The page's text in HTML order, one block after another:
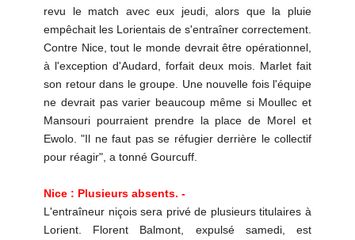
revu le match avec eux jeudi, alors que la pluie
empêchait les Lorientais de s'entraîner correctement.
Contre Nice, tout le monde devrait être opérationnel,
à l'exception d'Audard, forfait deux mois. Marlet fait
son retour dans le groupe. Une nouvelle fois l'équipe
ne devrait pas varier beaucoup même si Moullec et
Mansouri pourraient prendre la place de Morel et
Ewolo. "Il ne faut pas se réfugier derrière le collectif
pour réagir", a tonné Gourcuff.
Nice : Plusieurs absents. -
L'entraîneur niçois sera privé de plusieurs titulaires à
Lorient. Florent Balmont, expulsé samedi, est